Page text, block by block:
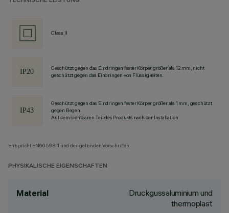
Class II
Geschützt gegen das Eindringen fester Körper größer als 12 mm, nicht
geschützt gegen das Eindringen von Flüssigkeiten.
Geschützt gegen das Eindringen fester Körper größer als 1 mm, geschützt
gegen Regen.
Auf dem sichtbaren Teil des Produkts nach der Installation
Entspricht EN60598-1 und den geltenden Vorschriften.
PHYSIKALISCHE EIGENSCHAFTEN
Material
Druckgussaluminium und
thermoplast